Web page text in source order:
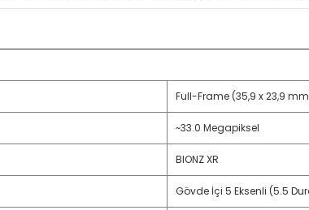
Full-Frame (35,9 x 23,9
~33.0 Megapiksel
BIONZ XR
Gövde İçi 5 Eksenli (5.5